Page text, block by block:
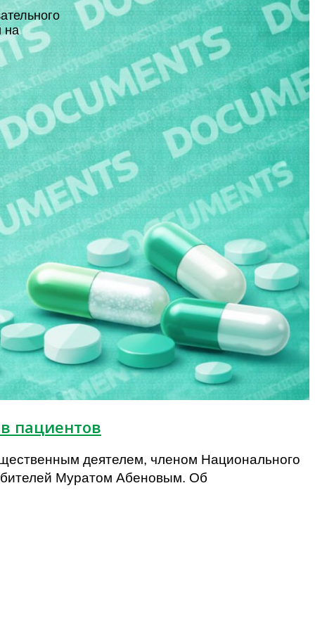
на
пациентов
деятелем, членом Национального
Муратом Абеновым. Об